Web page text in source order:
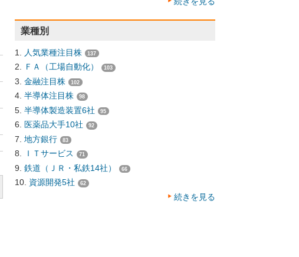
業種別
人気業種注目株 137
ＦＡ（工場自動化） 103
金融注目株 102
半導体注目株 98
半導体製造装置6社 95
医薬品大手10社 92
地方銀行 83
ＩＴサービス 71
鉄道（ＪＲ・私鉄14社） 66
資源開発5社 62
続きを見る